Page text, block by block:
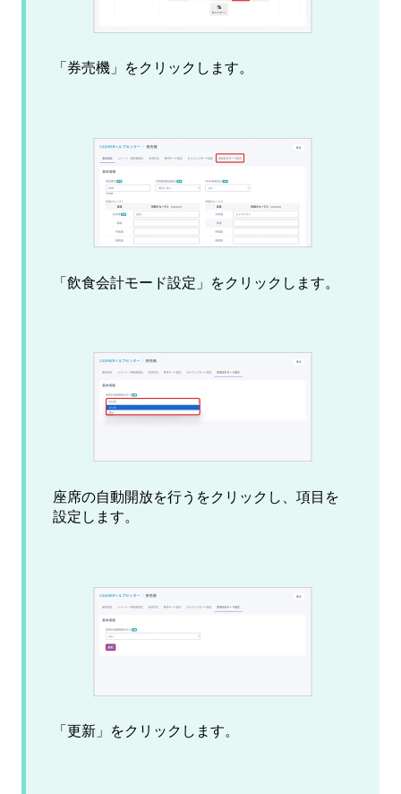
「券売機」をクリックします。
「飲食会計モード設定」をクリックします。
座席の自動開放を行うをクリックし、項目を
設定します。
「更新」をクリックします。